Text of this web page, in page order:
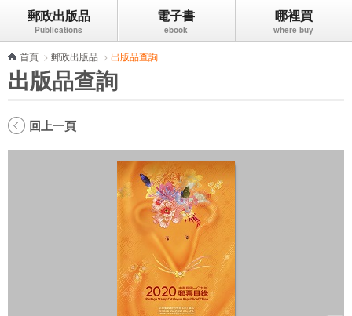
跳到主要內容區塊
郵政出版品 電子書 哪裡買
首頁 > 郵政出版品 > 出版品查詢
出版品查詢
回上一頁